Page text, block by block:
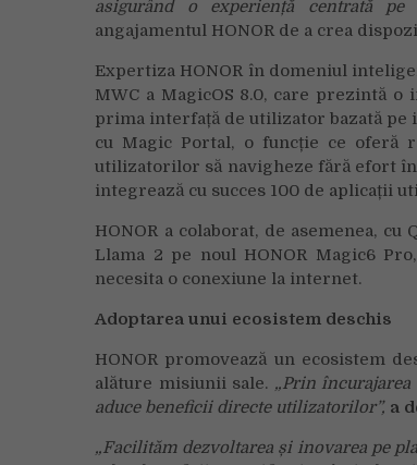
asigurând o experiență centrată
angajamentul HONOR de a crea
Expertiza HONOR în domeniul
MWC a MagicOS 8.0, care prezintă
prima interfață de utilizator bazată pe
cu Magic Portal, o funcție ce oferă
utilizatorilor să navigheze fără efort
integrează cu succes 100 de aplicații
HONOR a colaborat, de asemenea,
Llama 2 pe noul HONOR Magic6
necesita o conexiune la internet.
Adoptarea unui ecosistem deschis
HONOR promovează un ecosistem
alăture misiunii sale. „Prin
aduce beneficii directe utilizatorilor”, a
„Facilităm dezvoltarea și inovarea pe